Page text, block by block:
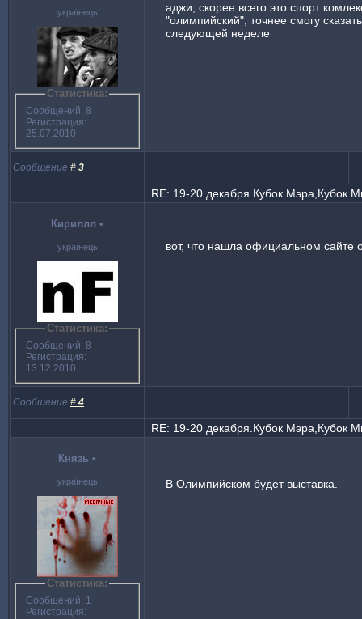
українець
Статистика:
Сообщений: 8
Регистрация:
25.07.2010
аджи, скорее всего это спорт
"олимпийский", точнее смогу
следующей неделе
Сообщение # 3
RE: 19-20 декабря.Кубок Мэра,Кубок
Кириллл •
українець
Статистика:
Сообщений: 8
Регистрация:
13.12.2010
вот, что нашла официальном сайте
Сообщение # 4
RE: 19-20 декабря.Кубок Мэра,Кубок
Князь •
українець
Статистика:
Сообщений: 1
Регистрация:
В Олимпийском будет выставка.